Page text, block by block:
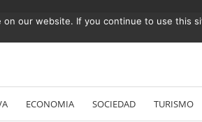
Vés
al
contingut
ECONOMIA SOCIEDAD TURISMO
our website. If you continue to use this